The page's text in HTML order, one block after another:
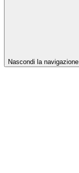
Nascondi la navigazione